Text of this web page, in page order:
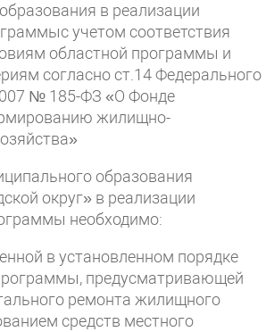
в реализации
учетом соответствия
областной программы и
согласно ст.14 Федерального
№ 185-ФЗ «О Фонде
жилищно-
образования
округ» в реализации
необходимо:
в установленном порядке
предусматривающей
ремонта жилищного
средств местного